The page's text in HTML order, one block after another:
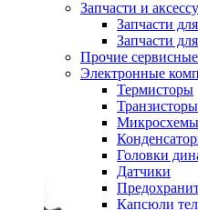
Запчасти и
Запчасти
Запчасти
Прочие сервисные
Электронные
Термисторы
Транзисторы
Микросхемы
Головки
Датчики
Капсюли